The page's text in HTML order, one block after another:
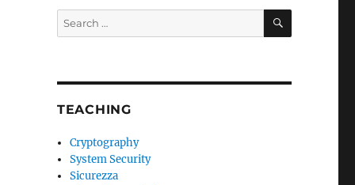
Search
for:
SEARCH
TEACHING
Cryptography
System Security
Sicurezza